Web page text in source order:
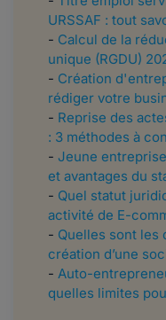
URSSAF : tout
- Calcul de la
unique (RGDU)
- Création
rédiger votre
​​- Reprise des
: 3 méthodes à
- Jeune
et avantages du
- Quel statut
activité de E-
- Quelles sont les
création d’une
- Auto-
quelles limites